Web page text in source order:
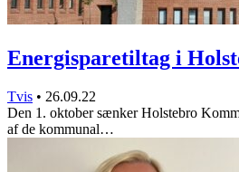
Energisparetiltag i
Tvis • 26.09.22
Den 1. oktober sænker Holstebro
af de kommunal…